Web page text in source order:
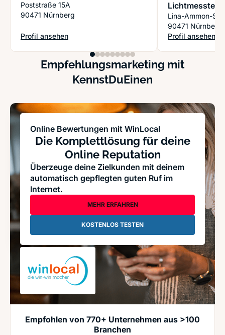
Poststraße 15A
90471 Nürnberg
Profil ansehen
: Trescal Kalibrierlabor
Lina-Ammon-
90471 Nürnberg
Profil ansehen
: GOSSEN Foto-
Empfehlungsmarketing mit
KennstDuEinen
Online Bewertungen mit WinLocal
Die Komplettlösung für deine
Online Reputation
Überzeuge deine Zielkunden mit deinem
automatisch gepflegten guten Ruf im
Internet.
MEHR ERFAHREN
KOSTENLOS TESTEN
Empfohlen von 770+ Unternehmen aus >100
Branchen